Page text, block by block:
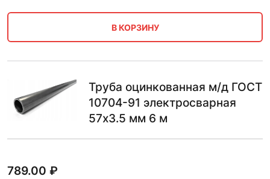
В КОРЗИНУ
Труба оцинкованная м/д ГОСТ
10704-91 электросварная
57х3.5 мм 6 м
789.00 ₽